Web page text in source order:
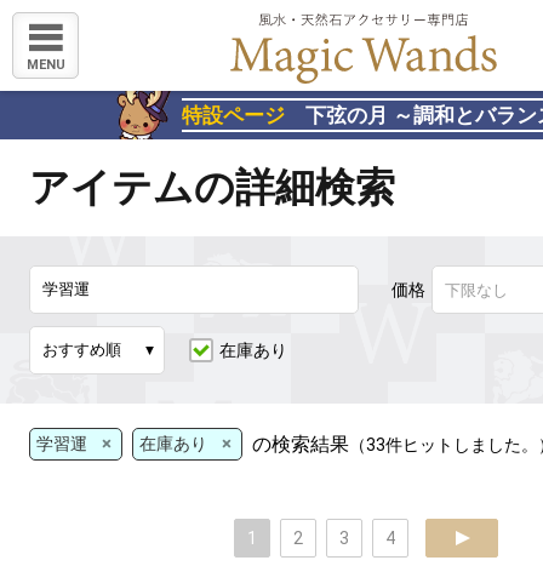
MENU
特設ページ 下弦の月 ～調和とバラン
アイテムの詳細検索
価格
在庫あり
学習運 × 在庫あり × の検索結果 （33件ヒットしました。
1 2 3 4 next